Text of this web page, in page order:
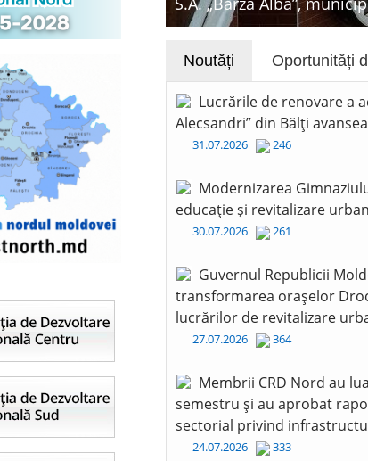
Noutăți Oportunități
Lucrările de renovare a
Alecsandri” din Bălți
31.07.2026 246
Modernizarea
educație și revitalizare
30.07.2026 261
Guvernul Republicii
transformarea orașelor
lucrărilor de revitalizare
27.07.2026 364
Membrii CRD Nord au
semestru și au aprobat
sectorial privind
24.07.2026 333